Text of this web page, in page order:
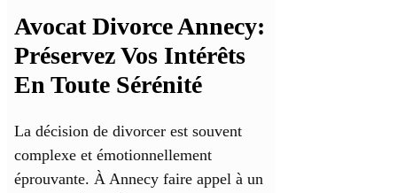
Avocat Divorce Annecy:
Préservez Vos Intérêts
En Toute Sérénité
La décision de divorcer est souvent
complexe et émotionnellement
éprouvante. À Annecy faire appel à un